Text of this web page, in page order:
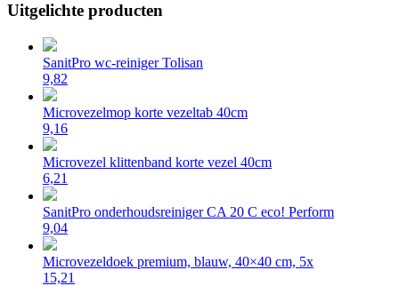
Uitgelichte producten
SanitPro wc-reiniger Tolisan
9,82
Microvezelmop korte vezeltab 40cm
9,16
Microvezel klittenband korte vezel 40cm
6,21
SanitPro onderhoudsreiniger CA 20 C eco! Perform
9,04
Microvezeldoek premium, blauw, 40×40 cm, 5x
15,21